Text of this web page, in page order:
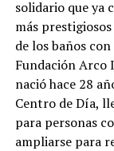
solidario que ya
más
de los baños
Fundación Arco
nació hace 28
Centro de Día,
para personas
ampliarse para